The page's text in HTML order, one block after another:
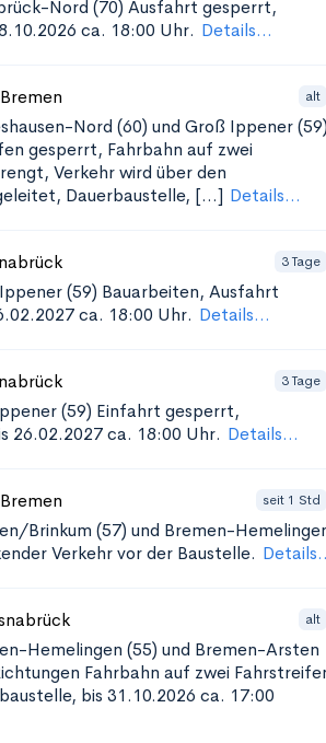
Nord (70) Ausfahrt gesperrt,
ca. 18:00 Uhr. Details...
Bremen alt
Nord (60) und Groß Ippener
gesperrt, Fahrbahn auf zwei
Verkehr wird über den
Dauerbaustelle, [...] Details...
3 Tage
(59) Bauarbeiten, Ausfahrt
ca. 18:00 Uhr. Details...
3 Tage
(59) Einfahrt gesperrt,
26.02.2027 ca. 18:00 Uhr. Details...
Bremen seit 1 Std
Brinkum (57) und Bremen-
Verkehr vor der Baustelle.
alt
Hemelingen (55) und Bremen-Arsten
Fahrbahn auf zwei
bis 31.10.2026 ca. 17:00